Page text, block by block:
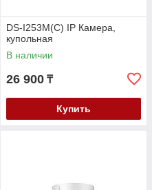
DS-I253M(C) IP Камера,
купольная
В наличии
26 900 ₸
Купить